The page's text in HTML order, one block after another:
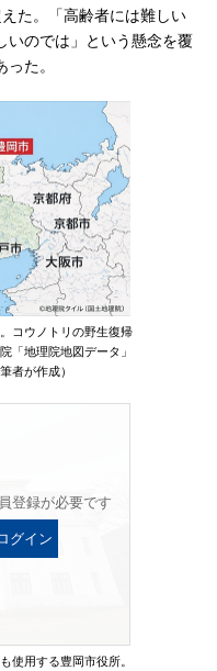
た。「高齢者には難しい
いのでは」という懸念を覆
た。
コウノトリの野生復帰
「地理院地図データ」
者が作成）
登録が必要です
グイン
使用する豊岡市役所。